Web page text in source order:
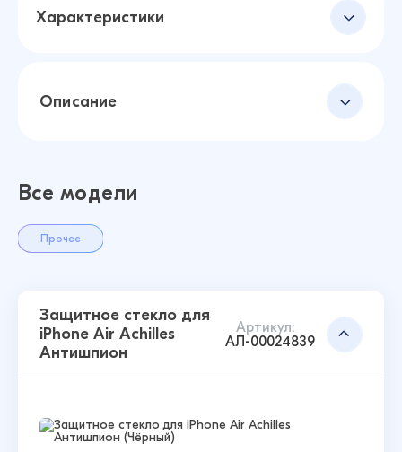
Характеристики
Описание
Все модели
Прочее
Защитное стекло для
iPhone Air Achilles
Антишпион
Артикул:
АЛ-00024839